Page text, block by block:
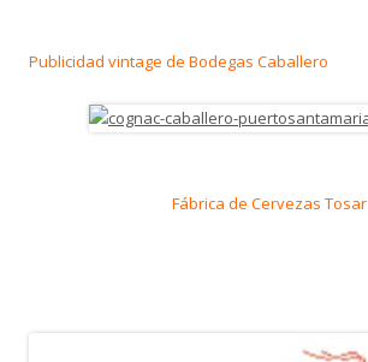
Publicidad vintage de Bodegas Caballero
Fábrica de Cervezas Tosar